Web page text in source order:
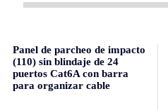
Panel de parcheo de impacto
(110) sin blindaje de 24
puertos Cat6A con barra
para organizar cable